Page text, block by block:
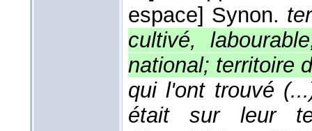
espace] Synon.
cultivé,
national; territoire
qui l'ont trouvé
était sur leur